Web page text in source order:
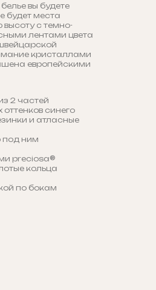
вы будете
будет места
высоту с темно-
лентами цвета
кристаллами
европейскими
2 частей
синего
и атласные
под ним
preciosa®
кольца
по бокам